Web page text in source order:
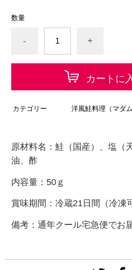
数量
- +
カートに
カテゴリー 洋風鮭料理（マダ
原材料名：鮭（国産）、塩（
油、酢
内容量：50ｇ
賞味期間：冷蔵21日間（冷凍
備考：通年クール宅急便でお